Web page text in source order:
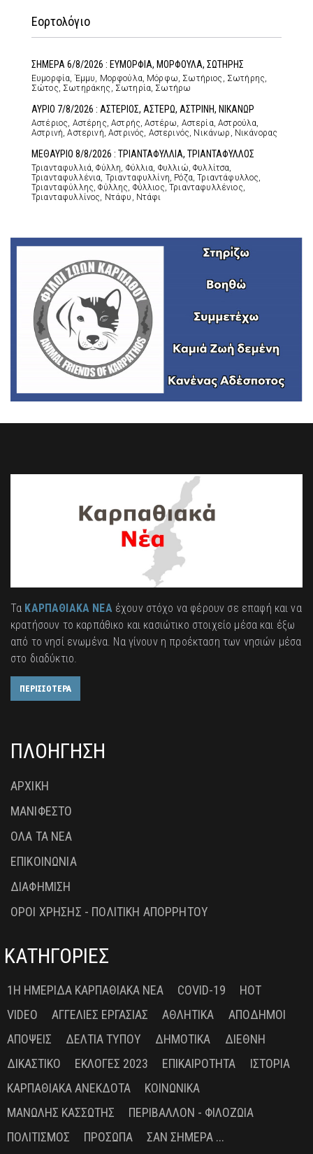
Εορτολόγιο
ΣΗΜΕΡΑ 6/8/2026 : ΕΥΜΟΡΦΙΑ, ΜΟΡΦΟΥΛΑ, ΣΩΤΗΡΗΣ
Ευμορφία, Έμμυ, Μορφούλα, Μόρφω, Σωτήριος, Σωτήρης,
Σώτος, Σωτηράκης, Σωτηρία, Σωτήρω
ΑΥΡΙΟ 7/8/2026 : ΑΣΤΕΡΙΟΣ, ΑΣΤΕΡΩ, ΑΣΤΡΙΝΗ, ΝΙΚΑΝΩΡ
Αστέριος, Αστέρης, Αστρής, Αστέρω, Αστερία, Αστρούλα,
Αστρινή, Αστερινή, Αστρινός, Αστερινός, Νικάνωρ, Νικάνορας
ΜΕΘΑΥΡΙΟ 8/8/2026 : ΤΡΙΑΝΤΑΦΥΛΛΙΑ, ΤΡΙΑΝΤΑΦΥΛΛΟΣ
Τριανταφυλλιά, Φύλλη, Φύλλια, Φυλλιώ, Φυλλίτσα,
Τριανταφυλλένια, Τριανταφυλλίνη, Ρόζα, Τριαντάφυλλος,
Τριανταφύλλης, Φύλλης, Φύλλιος, Τριανταφυλλένιος,
Τριανταφυλλίνος, Ντάφυ, Ντάφι
Τα ΚΑΡΠΑΘΙΑΚΑ ΝΕΑέχουν στόχο να φέρουν σε επαφή και να
κρατήσουν το καρπάθικο και κασιώτικο στοιχείο μέσα και έξω
από το νησί ενωμένα. Να γίνουν η προέκταση των νησιών μέσα
στο διαδύκτιο.
ΠΕΡΙΣΣΟΤΕΡΑ
ΠΛΟΗΓΗΣΗ
ΑΡΧΙΚΗ
ΜΑΝΙΦΕΣΤΟ
ΟΛΑ ΤΑ ΝΕΑ
ΕΠΙΚΟΙΝΩΝΙΑ
ΔΙΑΦΗΜΙΣΗ
ΟΡΟΙ ΧΡΗΣΗΣ - ΠΟΛΙΤΙΚΗ ΑΠΟΡΡΗΤΟΥ
ΚΑΤΗΓΟΡΙΕΣ
1Η ΗΜΕΡΊΔΑ ΚΑΡΠΑΘΙΑΚΆ ΝΈΑ COVID-19
HOT
VIDEO
ΑΓΓΕΛΊΕΣ ΕΡΓΑΣΊΑΣ ΑΘΛΗΤΙΚΆ
ΑΠΌΔΗΜΟΙ
ΑΠΌΨΕΙΣ
ΔΕΛΤΊΑ ΤΎΠΟΥ ΔΗΜΟΤΙΚΆ
ΔΙΕΘΝΉ
ΔΙΚΑΣΤΙΚΌ
ΕΚΛΟΓΈΣ 2023 ΕΠΙΚΑΙΡΌΤΗΤΑ
ΙΣΤΟΡΊΑ
ΚΑΡΠΑΘΙΑΚΆ ΑΝΈΚΔΟΤΑ
ΚΟΙΝΩΝΙΚΆ
ΜΑΝΏΛΗΣ ΚΑΣΣΏΤΗΣ
ΠΕΡΙΒΆΛΛΟΝ - ΦΙΛΟΖΩΊΑ
ΠΟΛΙΤΙΣΜΌΣ
ΠΡΌΣΩΠΑ ΣΑΝ ΣΉΜΕΡΑ ...